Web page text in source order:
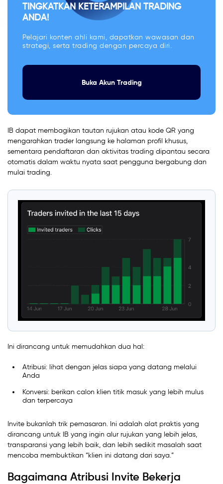
TINGKATKAN KETERAMPILAN TRADING
ANDA!
Pelajari konten ahli kami, dapatkan wawasan dan
strategi, serta trading dengan percaya diri.
Buka Akun Trading
IB dapat membagikan tautan rujukan atau kode QR yang
mengarahkan trader langsung ke halaman profil khusus,
sementara pendaftaran dan aktivitas trading dipantau secara
otomatis dalam waktu nyata saat pengguna bergabung dan
mulai trading.
Ini dirancang untuk memudahkan dua hal:
Atribusi: lihat dengan jelas siapa yang datang melalui
Anda
Konversi: berikan calon klien titik masuk yang lebih mulus
dan terpercaya
Invite bukanlah trik pemasaran. Ini adalah alat praktis yang
dirancang untuk IB yang ingin alur rujukan yang lebih jelas,
transparansi yang lebih baik, dan lebih sedikit masalah saat
mencoba membuktikan “klien ini datang dari saya.”
Bagaimana Atribusi Invite Bekerja